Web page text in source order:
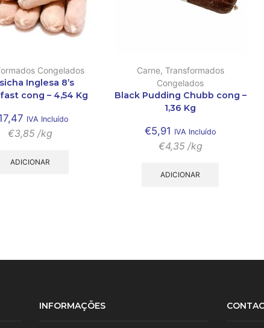
Congelados
Inglesa 8’s
cong – 4,54 Kg
IVA Incluído
€3,85 /kg
ADICIONAR
Carne, Transformados
Congelados
Black Pudding Chubb cong –
1,36 Kg
€5,91 IVA Incluído
€4,35 /kg
ADICIONAR
INFORMAÇÕES